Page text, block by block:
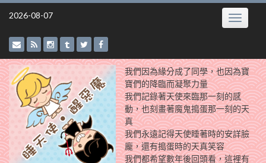
Skip
2026-08-07 Toggle
我們因為緣分成了同學，也因為寶
寶們的降臨而凝聚力量
我們記錄著天使來臨那一刻的感
動，也刻畫著魔鬼搗蛋那一刻的天
真
我們永遠記得天使睡著時的安詳臉
龐，還有搗蛋時的天真笑容
我們都希望數年後回頭看，這裡有